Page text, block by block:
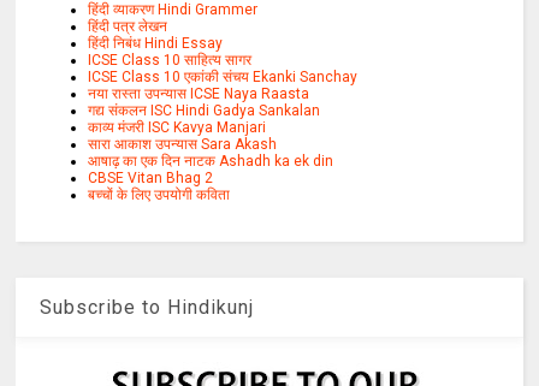
हिंदी व्याकरण Hindi Grammer
हिंदी पत्र लेखन
हिंदी निबंध Hindi Essay
ICSE Class 10 साहित्य सागर
ICSE Class 10 एकांकी संचय Ekanki Sanchay
नया रास्ता उपन्यास ICSE Naya Raasta
गद्य संकलन ISC Hindi Gadya Sankalan
काव्य मंजरी ISC Kavya Manjari
सारा आकाश उपन्यास Sara Akash
आषाढ़ का एक दिन नाटक Ashadh ka ek din
CBSE Vitan Bhag 2
बच्चों के लिए उपयोगी कविता
Subscribe to Hindikunj